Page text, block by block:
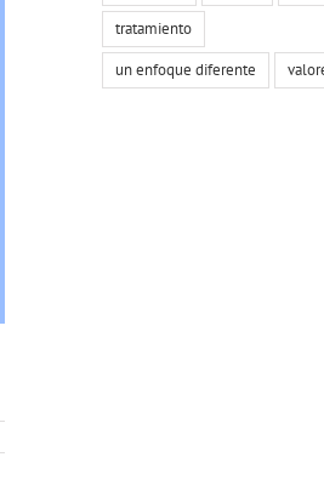
tratamiento
un enfoque diferente